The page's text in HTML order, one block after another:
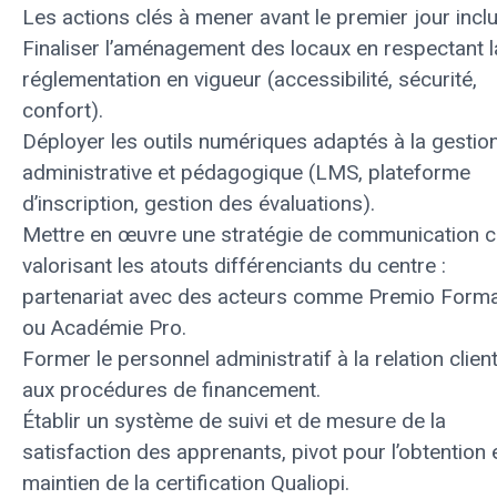
Les actions clés à mener avant le premier jour
Finaliser l’aménagement des locaux en respectant
réglementation en vigueur (accessibilité, sécurité,
confort).
Déployer les outils numériques adaptés à la
administrative et pédagogique (LMS, plateforme
d’inscription, gestion des évaluations).
Mettre en œuvre une stratégie de communication
valorisant les atouts différenciants du centre :
partenariat avec des acteurs comme Premio
ou Académie Pro.
Former le personnel administratif à la relation
aux procédures de financement.
Établir un système de suivi et de mesure de la
satisfaction des apprenants, pivot pour l’obtention
maintien de la certification Qualiopi.